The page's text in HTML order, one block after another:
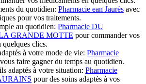
du quotidien: Pharmacie ean Jaurès avec
pour vos traitements.
au quotidien: Pharmacie DU
GRANDE MOTTE pour commander vos
quelques clics.
à votre mode de vie: Pharmacie
faire gagner du temps au quotidien.
adaptés à votre situation: Pharmacie
pour des soins adaptés à vos